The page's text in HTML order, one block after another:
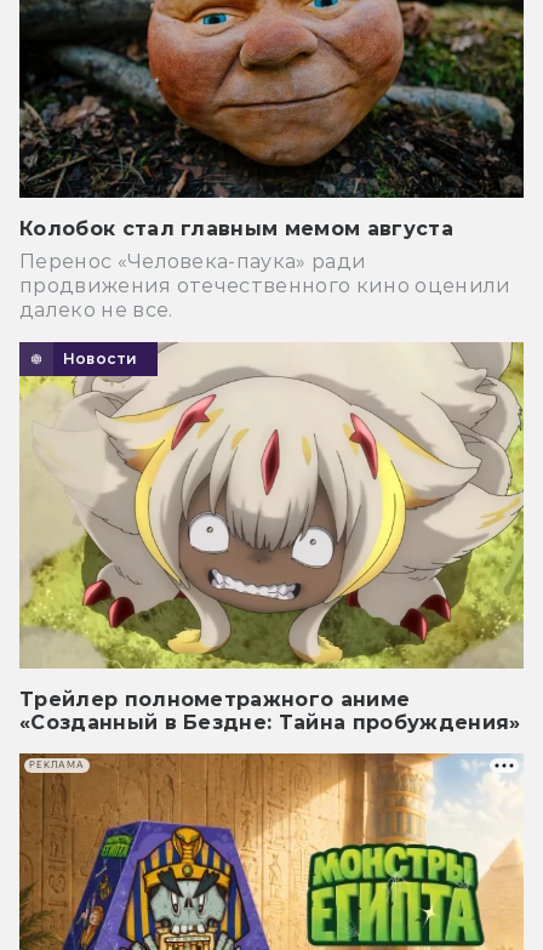
Колобок стал главным мемом августа
Перенос «Человека-паука» ради
продвижения отечественного кино оценили
далеко не все.
Новости
Трейлер полнометражного аниме
«Созданный в Бездне: Тайна пробуждения»
РЕКЛАМА